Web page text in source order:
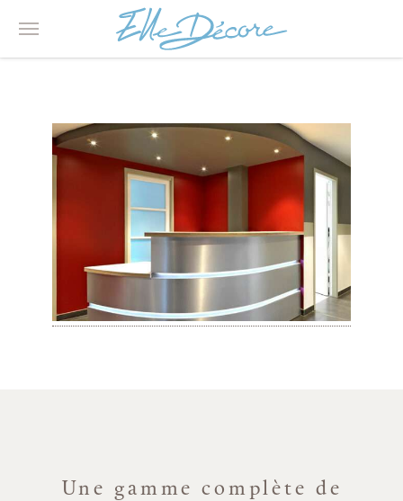
Une gamme complète de